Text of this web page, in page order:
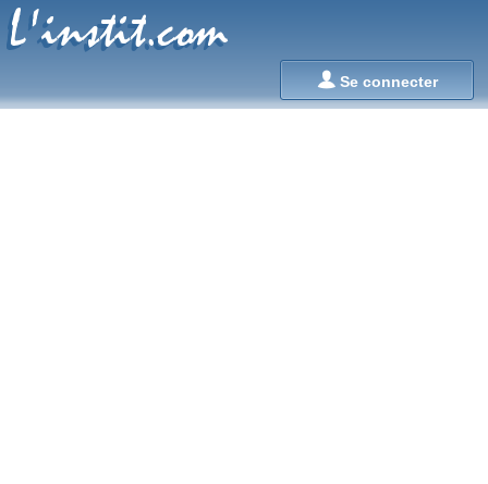
Se connecter
L'instit.com
L'instit.com